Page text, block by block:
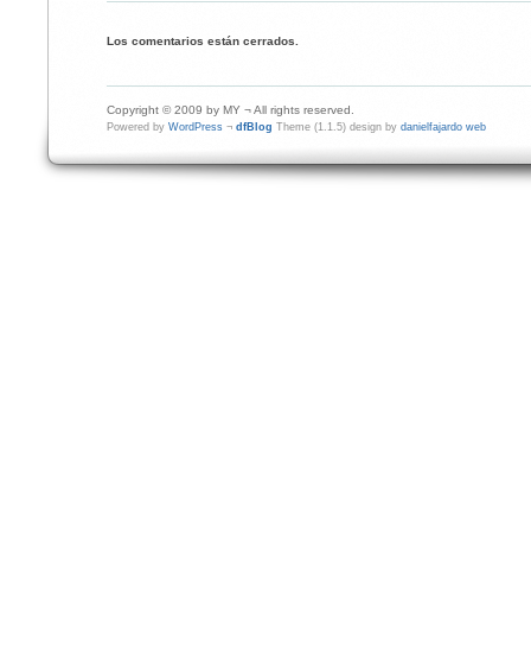
Los comentarios están cerrados.
Copyright © 2009 by MY ¬ All rights reserved.
Powered by WordPress ¬ dfBlog Theme (1.1.5) design by danielfajardo web